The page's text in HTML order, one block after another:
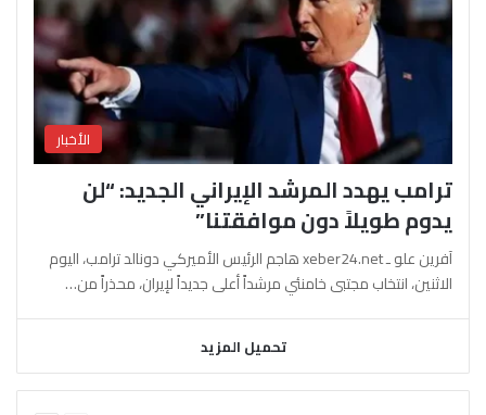
الأخبار
ترامب يهدد المرشد الإيراني الجديد: “لن
يدوم طويلاً دون موافقتنا”
آفرين علو ـ xeber24.net هاجم الرئيس الأميركي دونالد ترامب، اليوم
الاثنين، انتخاب مجتبى خامنئي مرشداً أعلى جديداً لإيران، محذراً من…
تحميل المزيد